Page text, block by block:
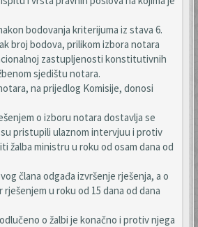
bodovanja kriterijuma iz stava 6.
broj bodova, prilikom izbora notara
zastupljenosti konstitutivnih
sjedištu notara.
na prijedlog Komisije, donosi
o izboru notara dostavlja se
pristupili ulaznom intervjuu i protiv
žalba ministru u roku od osam dana od
člana odgađa izvršenje rješenja, a o
u roku od 15 dana od dana
o žalbi je konačno i protiv njega